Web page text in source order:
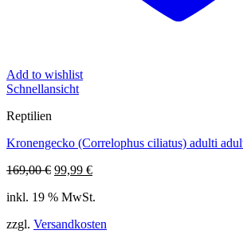
Add to wishlist
Schnellansicht
Reptilien
Kronengecko (Correlophus ciliatus) adulti
169,00€ Ursprünglicher
war:
99,99 €Aktueller
ist:
inkl. 19 % MwSt.
zzgl. Versandkosten